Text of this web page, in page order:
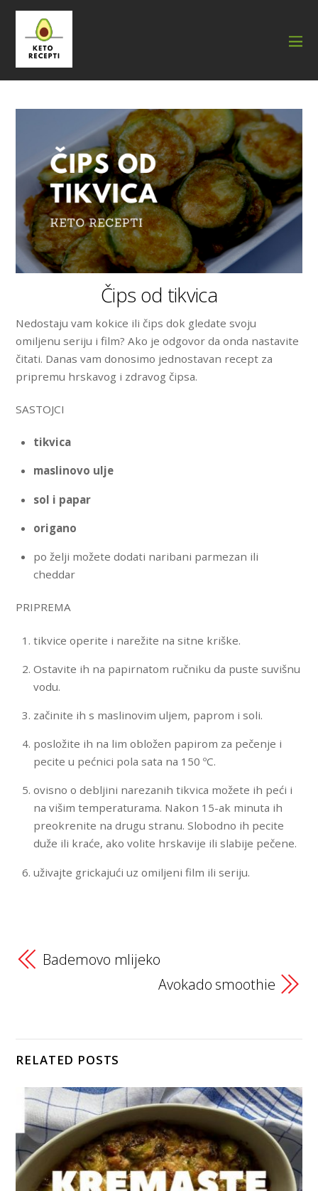
Čips od tikvica
Nedostaju vam kokice ili čips dok gledate svoju
omiljenu seriju i film? Ako je odgovor da onda nastavite
čitati. Danas vam donosimo jednostavan recept za
pripremu hrskavog i zdravog čipsa.
SASTOJCI
tikvica
maslinovo ulje
sol i papar
origano
po želji možete dodati naribani parmezan ili
cheddar
PRIPREMA
tikvice operite i narežite na sitne kriške.
Ostavite ih na papirnatom ručniku da puste suvišnu
vodu.
začinite ih s maslinovim uljem, paprom i soli.
posložite ih na lim obložen papirom za pečenje i
pecite u pećnici pola sata na 150 ºC.
ovisno o debljini narezanih tikvica možete ih peći i
na višim temperaturama. Nakon 15-ak minuta ih
preokrenite na drugu stranu. Slobodno ih pecite
duže ili kraće, ako volite hrskavije ili slabije pečene.
uživajte grickajući uz omiljeni film ili seriju.
Bademovo mlijeko
Avokado smoothie
RELATED POSTS